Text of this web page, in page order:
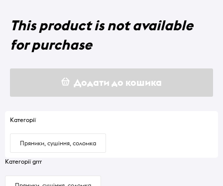
This product is not available
for purchase
Додати до кошика
Категорії
Пряники, сушіння, соломка
Категорії grrr